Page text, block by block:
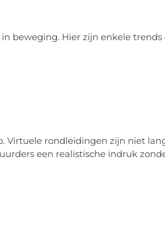
beweging. Hier zijn enkele
Virtuele rondleidingen zijn niet
een realistische indruk